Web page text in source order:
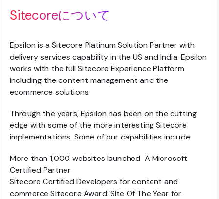
Sitecoreについて
Epsilon is a Sitecore Platinum Solution Partner with
delivery services capability in the US and India. Epsilon
works with the full Sitecore Experience Platform
including the content management and the
ecommerce solutions.
Through the years, Epsilon has been on the cutting
edge with some of the more interesting Sitecore
implementations. Some of our capabilities include:
More than 1,000 websites launched A Microsoft
Certified Partner
Sitecore Certified Developers for content and
commerce Sitecore Award: Site Of The Year for